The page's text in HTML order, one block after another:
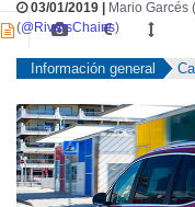
03/01/2019 |
Mario Garcés
(@RiversChains)
Información general